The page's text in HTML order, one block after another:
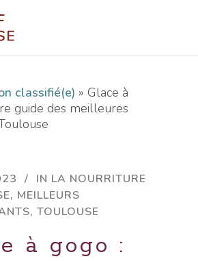
classifié(e) » Glace à
guide des meilleures
IN LA NOURRITURE
, MEILLEURS
, TOULOUSE
à gogo :